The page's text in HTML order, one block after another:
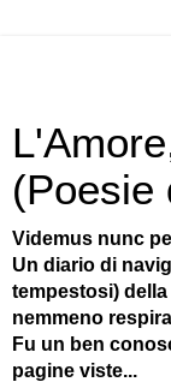
(Poesie
Videmus nunc
Un diario di
tempestosi)
nemmeno
Fu un ben
pagine viste...